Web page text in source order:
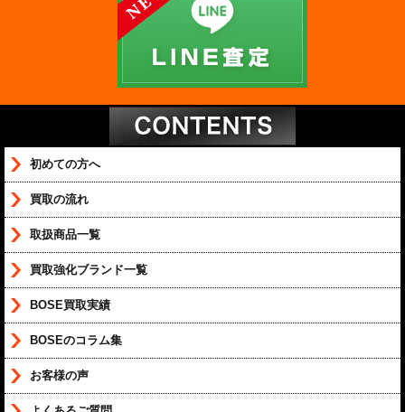
初めての方へ
買取の流れ
取扱商品一覧
買取強化ブランド一覧
BOSE買取実績
BOSEのコラム集
お客様の声